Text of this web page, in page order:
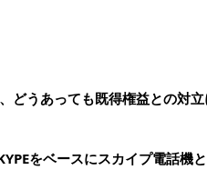
どうあっても既得権益との対立
をベースにスカイプ電話機